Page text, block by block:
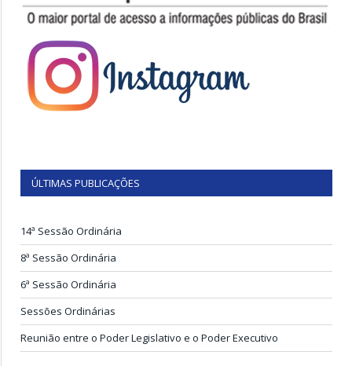
ÚLTIMAS PUBLICAÇÕES
14ª Sessão Ordinária
8ª Sessão Ordinária
6ª Sessão Ordinária
Sessões Ordinárias
Reunião entre o Poder Legislativo e o Poder Executivo